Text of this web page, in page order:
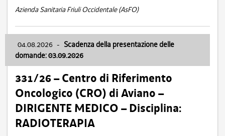
Azienda Sanitaria Friuli Occidentale (AsFO)
04.08.2026 - Scadenza della presentazione delle
domande: 03.09.2026
331/26 – Centro di Riferimento
Oncologico (CRO) di Aviano –
DIRIGENTE MEDICO – Disciplina:
RADIOTERAPIA